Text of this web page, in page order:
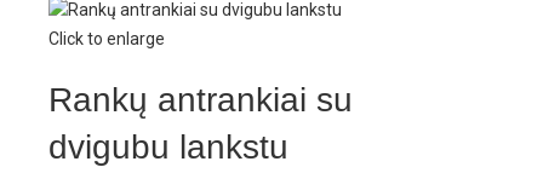
Click to enlarge
Rankų antrankiai su
dvigubu lankstu